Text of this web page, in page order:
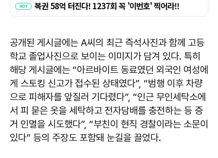
공개된 게시글에는 A씨의 최근 즉석사진과 함께 고등
학교 졸업사진으로 보이는 이미지가 담겨 있다. 특히
해당 게시글에는 “아르바이트 동료였던 외국인 여성에
게 스토킹 신고가 접수된 상태였다”, “범행 이후 차량
으로 피해자를 앞질러 기다렸다”, “인근 무인세탁소에
서 피 묻은 옷을 세탁하고 전자담배를 충전하는 등 증
거 인멸을 시도했다”, “부친이 현직 경찰이라는 소문이
있다” 등의 주장도 포함돼 눈길을 끌었다.